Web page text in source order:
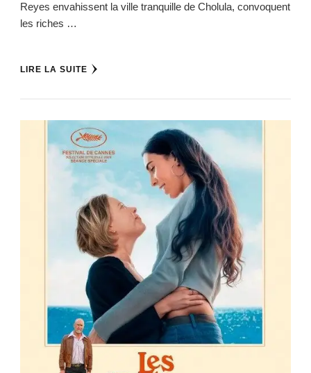
Reyes envahissent la ville tranquille de Cholula, convoquent
les riches …
LIRE LA SUITE